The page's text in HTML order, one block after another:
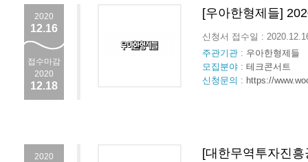
2020
12.16
접수마감
2020
12.18
[우아한형제들]
신청서 접수일 :
주관기관 : 우아한형제들
모집분야 : 테크콘서트
신청문의 : https://
2020
[대한무역투자진